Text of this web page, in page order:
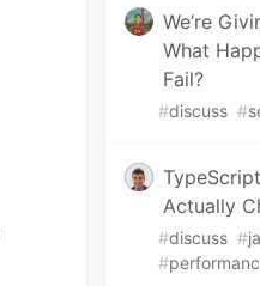
We’re
What
Fail?
#discuss #
Actually
#discuss #
#